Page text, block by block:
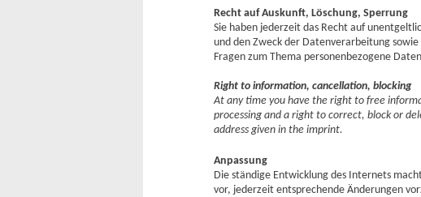
Recht auf Auskunft, Löschung, Sperrung
Sie haben jederzeit das Recht auf
und den Zweck der Datenverarbeitung
Fragen zum Thema personenbezogene
Right to information, cancellation, blocking
At any time you have the right to free
processing and a right to correct, block or
address given in the imprint.
Anpassung
Die ständige Entwicklung des Internets
vor, jederzeit entsprechende Änderungen